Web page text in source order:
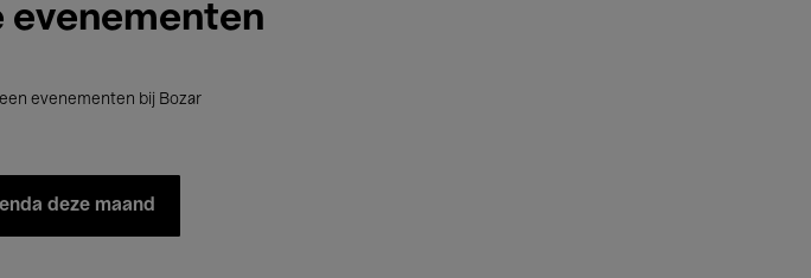
evenementen
evenementen bij Bozar
deze maand